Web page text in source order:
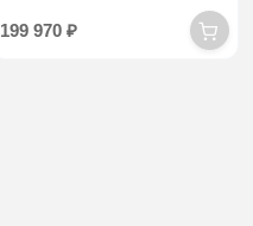
199 970₽